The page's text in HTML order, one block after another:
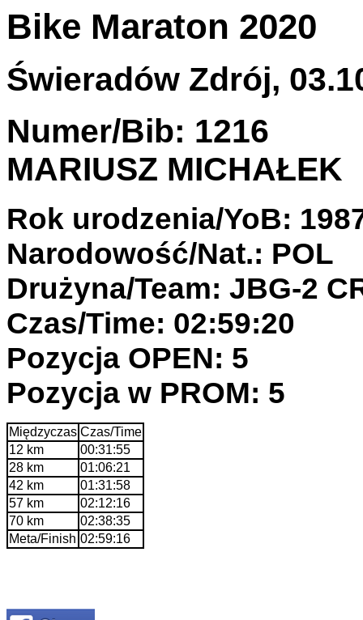
Bike Maraton 2020
Świeradów Zdrój,
Numer/Bib: 1216
MARIUSZ MICHAŁEK
Rok urodzenia/YoB:
Narodowość/Nat.: POL
Drużyna/Team: JBG-2
Czas/Time: 02:59:20
Pozycja OPEN: 5
Pozycja w PROM: 5
Międzyczas Czas/Time
12 km
00:31:55
28 km
01:06:21
42 km
01:31:58
57 km
02:12:16
70 km
02:38:35
Meta/Finish 02:59:16